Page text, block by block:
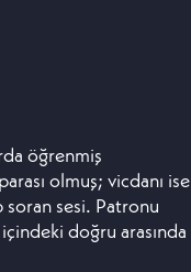
öğrenmiş
olmuş; vicdanı ise
soran sesi. Patronu
doğru arasında